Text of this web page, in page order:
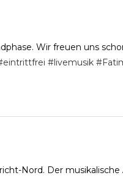
Wir freuen uns
#livemusik
Nord. Der